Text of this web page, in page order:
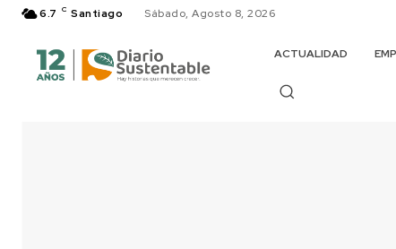
6.7 C Santiago Sábado, Agosto 8, 2026
ACTUALIDAD